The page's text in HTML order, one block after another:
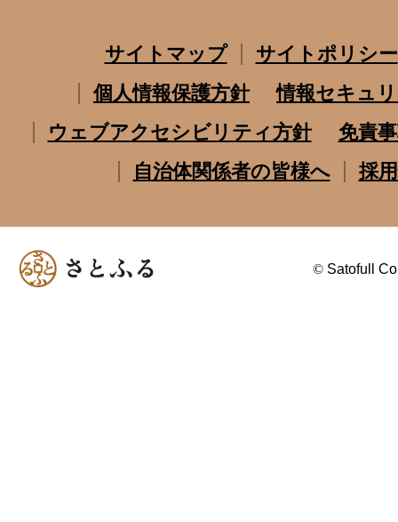
サイトマップ
サイトポリシー
個人情報保護方針
情報セキュ
ウェブアクセシビリティ方針
免責
自治体関係者の皆様へ
採
© Satofull